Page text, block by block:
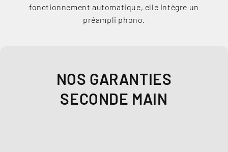
fonctionnement automatique, elle intègre un
préampli phono.
NOS GARANTIES
SECONDE MAIN